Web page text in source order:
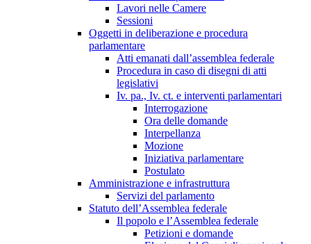
Lavori nelle Camere
Sessioni
Oggetti in deliberazione e procedura
parlamentare
Atti emanati dall’assemblea federale
Procedura in caso di disegni di atti
legislativi
Iv. pa., Iv. ct. e interventi parlamentari
Interrogazione
Ora delle domande
Interpellanza
Mozione
Iniziativa parlamentare
Postulato
Amministrazione e infrastruttura
Servizi del parlamento
Statuto dell’Assemblea federale
Il popolo e l’Assemblea federale
Petizioni e domande